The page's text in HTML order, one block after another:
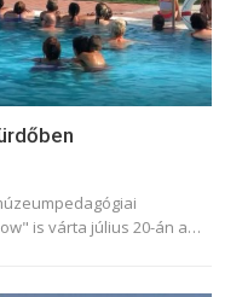
is várta július 20-án a…